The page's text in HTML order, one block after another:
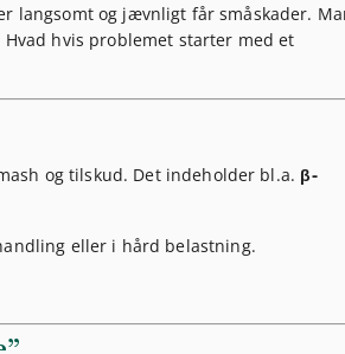
langsomt og jævnligt får småskader.
hvis problemet starter med et
og tilskud. Det indeholder bl.a. β-
eller i hård belastning.